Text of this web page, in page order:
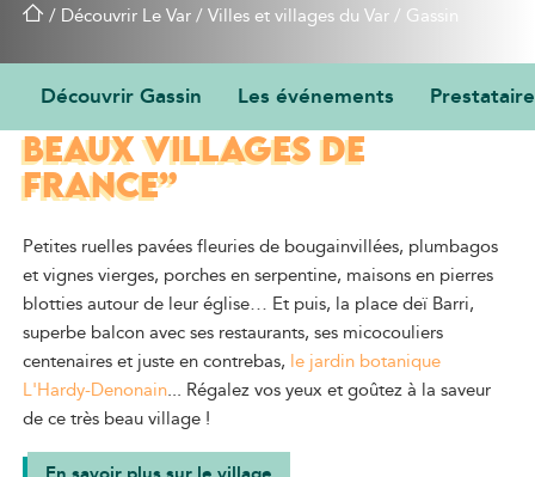
/ Découvrir Le Var/Villes et villages du Var/ Gassin
Découvrir Gassin Les événements
BEAUX VILLAGES DE
FRANCE”
Petites ruelles pavées fleuries de bougainvillées, plumbagos
et vignes vierges, porches en serpentine, maisons en pierres
blotties autour de leur église… Et puis, la place deï Barri,
superbe balcon avec ses restaurants, ses micocouliers
centenaires et juste en contrebas, le jardin botanique
L'Hardy-Denonain... Régalez vos yeux et goûtez à la saveur
de ce très beau village !